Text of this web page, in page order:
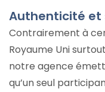
Authenticité et
Contrairement à
Royaume Uni
notre agence
qu’un seul